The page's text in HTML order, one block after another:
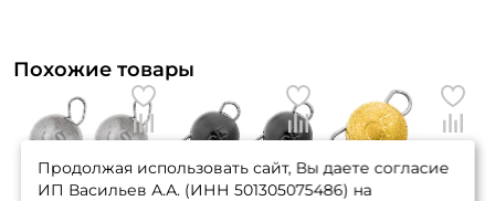
Похожие товары
Продолжая использовать сайт, Вы даете согласие
ИП Васильев А.А. (ИНН 501305075486) на